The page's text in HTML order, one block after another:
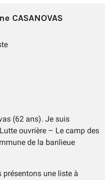
CASANOVAS
(62 ans). Je suis
ouvrière – Le camp des
de la banlieue
présentons une liste à